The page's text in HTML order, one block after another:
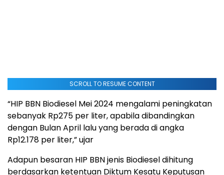
SCROLL TO RESUME CONTENT
“HIP BBN Biodiesel Mei 2024 mengalami peningkatan
sebanyak Rp275 per liter, apabila dibandingkan
dengan Bulan April lalu yang berada di angka
Rp12.178 per liter,” ujar
Adapun besaran HIP BBN jenis Biodiesel dihitung
berdasarkan ketentuan Diktum Kesatu Keputusan